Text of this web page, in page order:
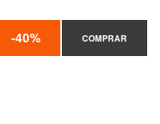
-40% COMPRAR